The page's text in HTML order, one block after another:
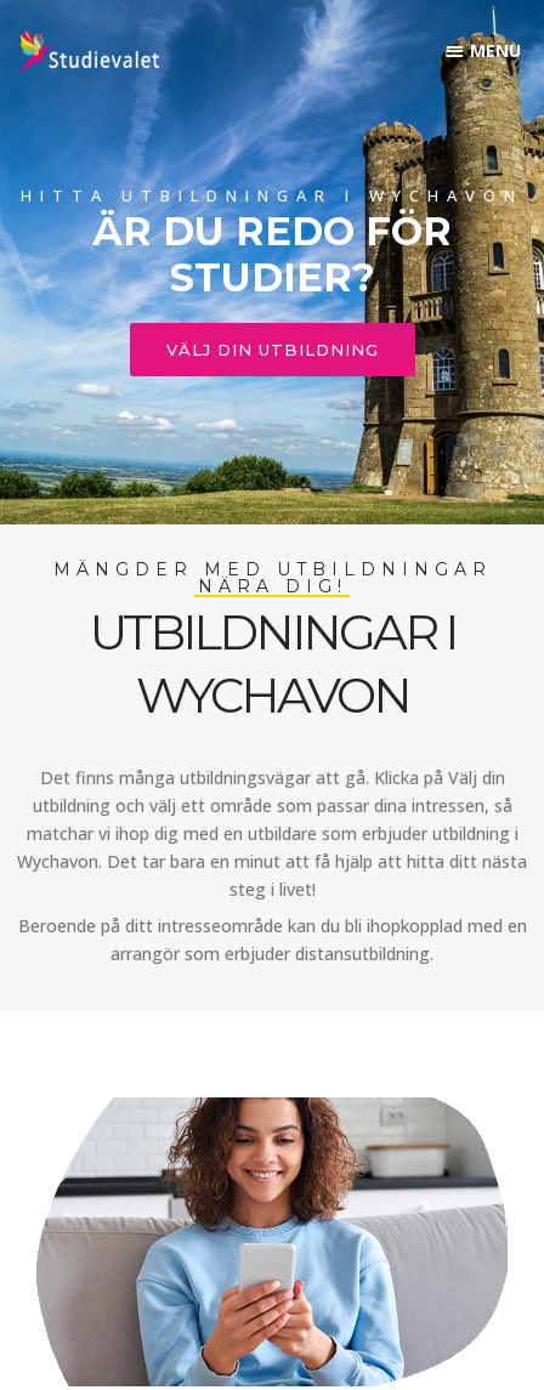
HITTA UTBILDNINGAR I WYCHAVON
ÄR DU REDO FÖR
STUDIER?
VÄLJ DIN UTBILDNING
MÄNGDER MED UTBILDNINGAR
NÄRA DIG!
UTBILDNINGAR I
WYCHAVON
Det finns många utbildningsvägar att gå. Klicka på Välj din
utbildning och välj ett område som passar dina intressen, så
matchar vi ihop dig med en utbildare som erbjuder utbildning i
Wychavon. Det tar bara en minut att få hjälp att hitta ditt nästa
steg i livet!
Beroende på ditt intresseområde kan du bli ihopkopplad med en
arrangör som erbjuder distansutbildning.